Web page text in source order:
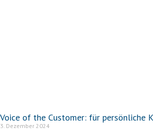
Voice of the Customer: für persönliche
3. Dezember 2024